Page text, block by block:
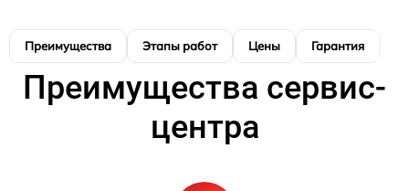
Преимущества Этапы работ Цены Гарантия
Преимущества сервис-
центра